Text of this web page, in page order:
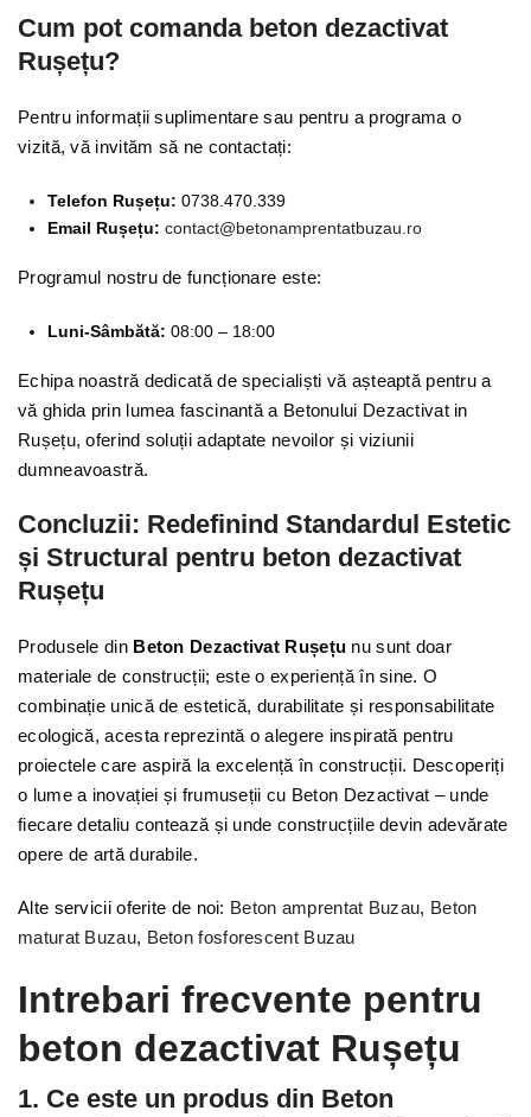
Cum pot comanda beton dezactivat
Rușețu?
Pentru informații suplimentare sau pentru a programa o
vizită, vă invităm să ne contactați:
Telefon Rușețu: 0738.470.339
Email Rușețu: contact@betonamprentatbuzau.ro
Programul nostru de funcționare este:
Luni-Sâmbătă: 08:00 – 18:00
Echipa noastră dedicată de specialiști vă așteaptă pentru a
vă ghida prin lumea fascinantă a Betonului Dezactivat in
Rușețu, oferind soluții adaptate nevoilor și viziunii
dumneavoastră.
Concluzii: Redefinind Standardul Estetic
și Structural pentru beton dezactivat
Rușețu
Produsele din Beton Dezactivat Rușețu nu sunt doar
materiale de construcții; este o experiență în sine. O
combinație unică de estetică, durabilitate și responsabilitate
ecologică, acesta reprezintă o alegere inspirată pentru
proiectele care aspiră la excelență în construcții. Descoperiți
o lume a inovației și frumuseții cu Beton Dezactivat – unde
fiecare detaliu contează și unde construcțiile devin adevărate
opere de artă durabile.
Alte servicii oferite de noi: Beton amprentat Buzau, Beton
maturat Buzau, Beton fosforescent Buzau
Intrebari frecvente pentru
beton dezactivat Rușețu
1. Ce este un produs din Beton